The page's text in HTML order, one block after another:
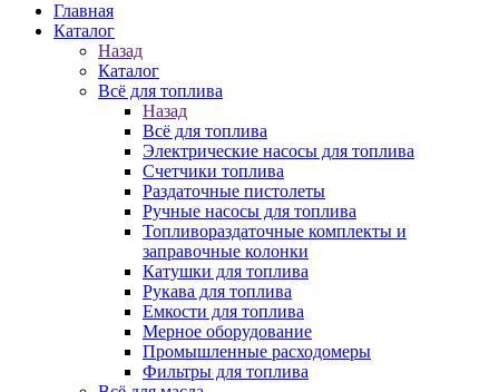
Главная
Каталог
Назад
Каталог
Всё для топлива
Назад
Всё для топлива
Электрические насосы для топлива
Счетчики топлива
Раздаточные пистолеты
Ручные насосы для топлива
Топливораздаточные комплекты и
заправочные колонки
Катушки для топлива
Рукава для топлива
Емкости для топлива
Мерное оборудование
Промышленные расходомеры
Фильтры для топлива